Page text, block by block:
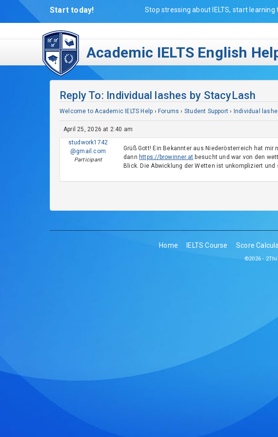
Start today! Stop stressing about IELTS, start learning
Academic IELTS English
Reply To: Individual lashes by StacyLash
Welcome to Academic IELTS Help › Forums › Student Support › Individual
April 25, 2026 at 2:40 am
studwork1742
@gmail.com
Participant
Grüß Gott! Ein Bekannter aus Niederösterreich hat
dann https://browinner.at besucht und war von den
Blick. Die Abwicklung der Wetten ist unkompliziert
Home IELTS Course Score
©2026 -